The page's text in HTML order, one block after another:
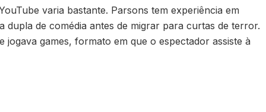
varia bastante. Parsons tem experiência em
dupla de comédia antes de migrar para curtas de terror.
games, formato em que o espectador assiste à